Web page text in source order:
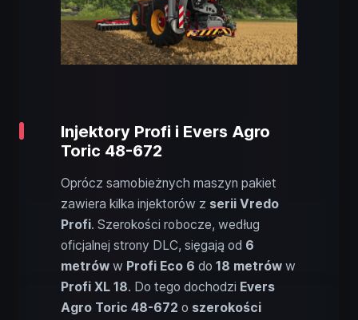
Injektory Profi i Evers Agro
Toric 48-672
Oprócz samobieżnych maszyn pakiet
zawiera kilka injektorów z serii Vredo
Profi. Szerokości robocze, według
oficjalnej strony DLC, sięgają od 6
metrów w Profi Eco 6 do 18 metrów w
Profi XL 18. Do tego dochodzi Evers
Agro Toric 48-672 o szerokości